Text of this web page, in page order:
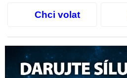
Chci volat